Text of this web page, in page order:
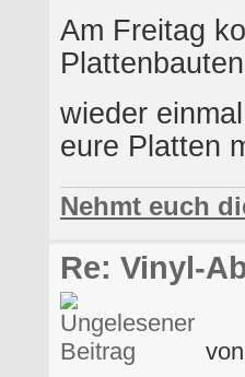
Am Freitag
wieder
eure Platten
Nehmt euch
Re: Vinyl-
von